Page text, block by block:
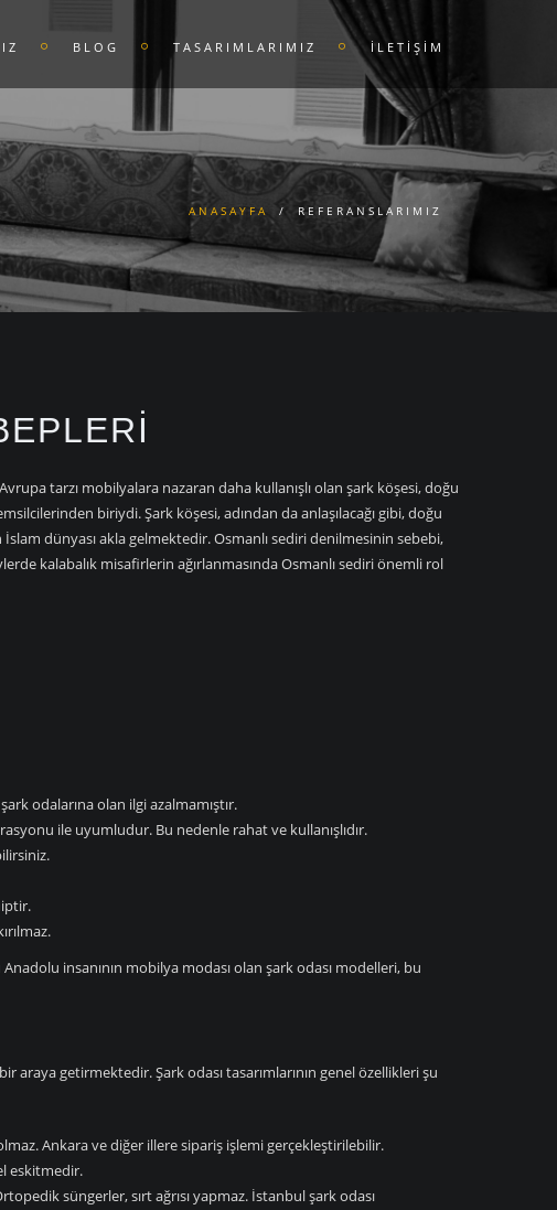
BLOG TASARIMLARIMIZ İLETİŞİM
ANASAYFA / REFERANSLARIMIZ
tarzı mobilyalara nazaran daha kullanışlı olan şark köşesi, doğu
biriydi. Şark köşesi, adından da anlaşılacağı gibi, doğu
dünyası akla gelmektedir. Osmanlı sediri denilmesinin sebebi,
kalabalık misafirlerin ağırlanmasında Osmanlı sediri önemli rol
odalarına olan ilgi azalmamıştır.
ile uyumludur. Bu nedenle rahat ve kullanışlıdır.
insanının mobilya modası olan şark odası modelleri, bu
getirmektedir. Şark odası tasarımlarının genel özellikleri şu
Ankara ve diğer illere sipariş işlemi gerçekleştirilebilir.
eskitmedir.
süngerler, sırt ağrısı yapmaz. İstanbul şark odası